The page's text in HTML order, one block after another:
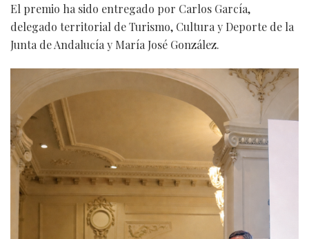
El premio ha sido entregado por Carlos García,
delegado territorial de Turismo, Cultura y Deporte de la
Junta de Andalucía y María José González.